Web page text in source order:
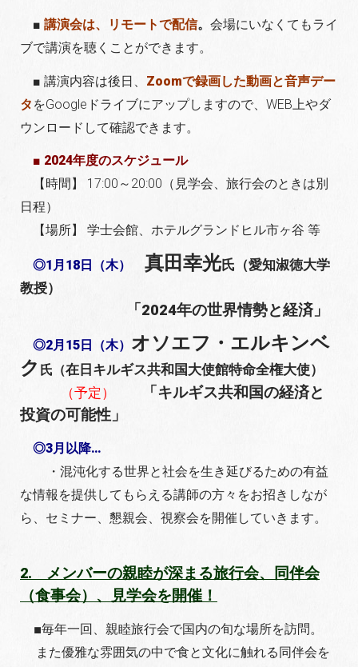
■ 講演会は、リモートで配信。 会場にいなくてもライ
ブで講演を聴くことができます。
■ 講演内容は後日、 Zoomで録画した動画と音声デー
タ をGoogleドライブにアップしますので、WEB上やダ
ウンロードして確認できます。
■ 2024年度のスケジュール
【時間】 17:00～20:00（見学会、旅行会のときは別
日程）
【場所】 学士会館、ホテルグランドヒル市ヶ谷 等
◎1月18日（木） 真田幸光氏（愛知淑徳大学
教授）
「2024年の世界情勢と経済」
◎2月15日（木） オソエフ・エルキンベ
ク 氏（在日キルギス共和国大使館特命全権大使）
（予定）
「キルギス共和国の経済と
投資の可能性」
◎3月以降…
・混沌化する世界と社会を生き延びるための有益
な情報を提供してもらえる講師の方々をお招きしなが
ら、セミナー、懇親会、視察会を開催していきます。
2. メンバーの親睦が深まる旅行会、同伴会
（食事会）、見学会を開催！
■毎年一回、親睦旅行会で国内の旬な場所を訪問。
また優雅な雰囲気の中で食と文化に触れる同伴会を